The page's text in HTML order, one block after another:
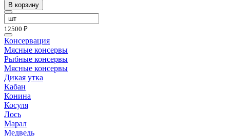
В корзину
12500 ₽
Консервация
Мясные консервы
Рыбные консервы
Мясные консервы
Дикая утка
Кабан
Конина
Косуля
Лось
Марал
Медведь